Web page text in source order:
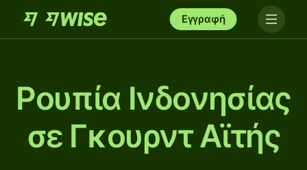
Εγγραφή
Ρουπία Ινδονησίας
σε Γκουρντ Αϊτής